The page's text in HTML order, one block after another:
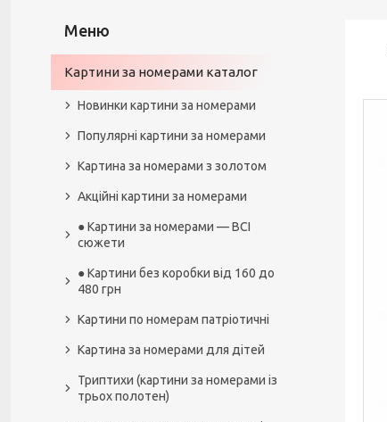
Картини за номерами каталог
Новинки картини за номерами
Популярні картини за номерами
Картина за номерами з золотом
Акційні картини за номерами
● Картини за номерами — ВСІ
сюжети
● Картини без коробки від 160 до
480 грн
Картини по номерам патріотичні
Картина за номерами для дітей
Триптихи (картини за номерами із
трьох полотен)